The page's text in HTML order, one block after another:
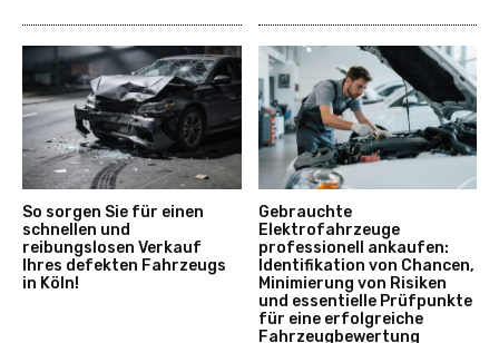
So sorgen Sie für einen
schnellen und
reibungslosen Verkauf
Ihres defekten Fahrzeugs
in Köln!
Gebrauchte
Elektrofahrzeuge
professionell ankaufen:
Identifikation von Chancen,
Minimierung von Risiken
und essentielle Prüfpunkte
für eine erfolgreiche
Fahrzeugbewertung